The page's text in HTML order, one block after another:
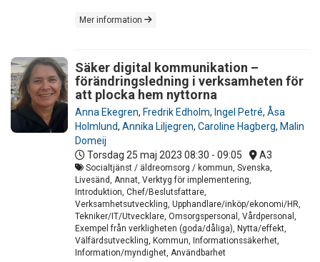
Mer information
Säker digital kommunikation –
förändringsledning i verksamheten för
att plocka hem nyttorna
Anna Ekegren, Fredrik Edholm, Ingel Petré, Åsa
Holmlund, Annika Liljegren, Caroline Hagberg, Malin
Domeij
Torsdag 25 maj 2023 08:30 - 09:05 A3
Socialtjänst / äldreomsorg / kommun, Svenska,
Livesänd, Annat, Verktyg för implementering,
Introduktion, Chef/Beslutsfattare,
Verksamhetsutveckling, Upphandlare/inköp/ekonomi/HR,
Tekniker/IT/Utvecklare, Omsorgspersonal, Vårdpersonal,
Exempel från verkligheten (goda/dåliga), Nytta/effekt,
Välfärdsutveckling, Kommun, Informationssäkerhet,
Information/myndighet, Användbarhet